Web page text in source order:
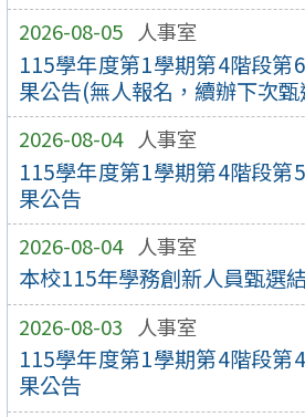
2026-08-05 人事室
115學年度第1學期第4階段第
果公告(無人報名，續辦下次甄
2026-08-04 人事室
115學年度第1學期第4階段第
果公告
2026-08-04 人事室
本校115年學務創新人員甄選
2026-08-03 人事室
115學年度第1學期第4階段第
果公告